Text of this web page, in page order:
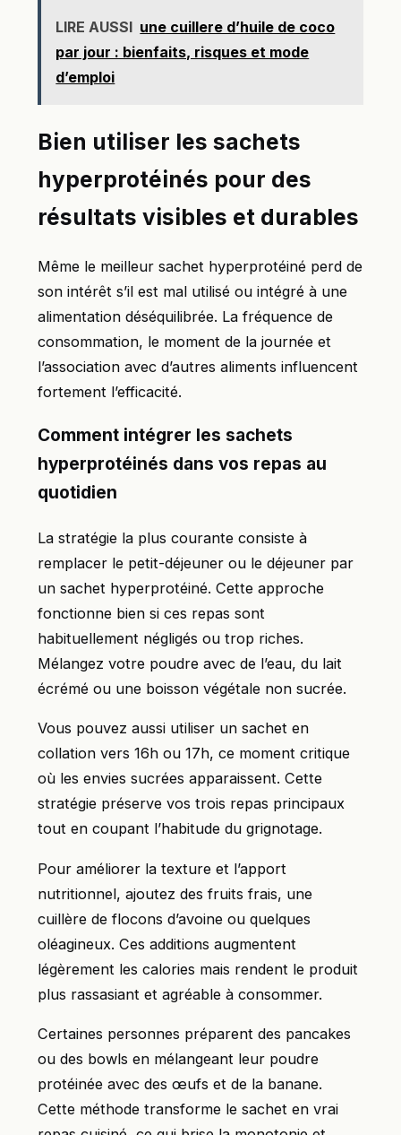
LIRE AUSSI une cuillere d’huile de coco
par jour : bienfaits, risques et mode
d’emploi
Bien utiliser les sachets
hyperprotéinés pour des
résultats visibles et durables
Même le meilleur sachet hyperprotéiné perd de
son intérêt s’il est mal utilisé ou intégré à une
alimentation déséquilibrée. La fréquence de
consommation, le moment de la journée et
l’association avec d’autres aliments influencent
fortement l’efficacité.
Comment intégrer les sachets
hyperprotéinés dans vos repas au
quotidien
La stratégie la plus courante consiste à
remplacer le petit-déjeuner ou le déjeuner par
un sachet hyperprotéiné. Cette approche
fonctionne bien si ces repas sont
habituellement négligés ou trop riches.
Mélangez votre poudre avec de l’eau, du lait
écrémé ou une boisson végétale non sucrée.
Vous pouvez aussi utiliser un sachet en
collation vers 16h ou 17h, ce moment critique
où les envies sucrées apparaissent. Cette
stratégie préserve vos trois repas principaux
tout en coupant l’habitude du grignotage.
Pour améliorer la texture et l’apport
nutritionnel, ajoutez des fruits frais, une
cuillère de flocons d’avoine ou quelques
oléagineux. Ces additions augmentent
légèrement les calories mais rendent le produit
plus rassasiant et agréable à consommer.
Certaines personnes préparent des pancakes
ou des bowls en mélangeant leur poudre
protéinée avec des œufs et de la banane.
Cette méthode transforme le sachet en vrai